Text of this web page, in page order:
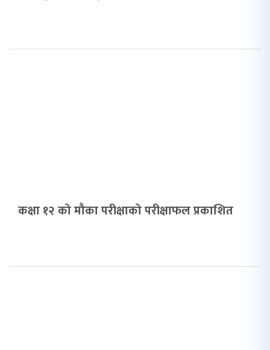
कक्षा १२ को मौका परीक्षाको परीक्षाफल प्रकाशित